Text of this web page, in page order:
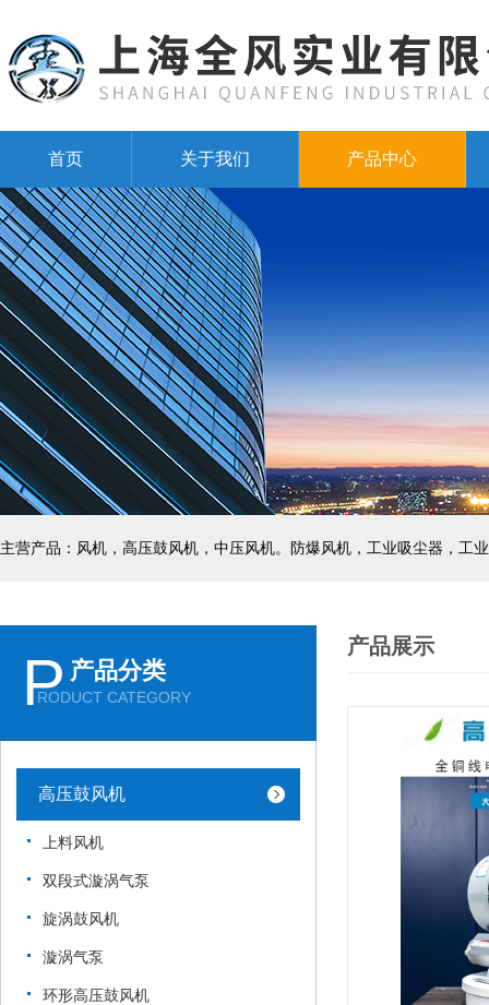
首页 关于我们 产品中心
主营产品：风机，高压鼓风机，中压风机。防爆风机，工业吸尘器，工
P 产品分类
RODUCT CATEGORY
高压鼓风机
上料风机
双段式漩涡气泵
旋涡鼓风机
漩涡气泵
环形高压鼓风机
产品展示